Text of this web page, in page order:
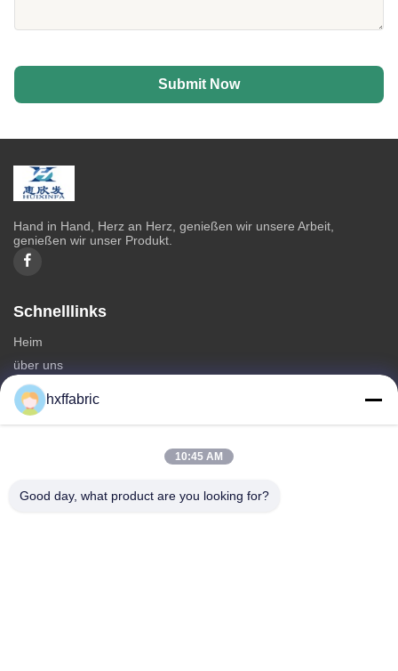
Submit Now
Hand in Hand, Herz an Herz, genießen wir unsere Arbeit,
genießen wir unser Produkt.
Schnelllinks
Heim
über uns
produits
Kontaktieren Sie uns
SBR Neoprenstoff
hxffabric
10:45 AM
Good day, what product are you looking for?